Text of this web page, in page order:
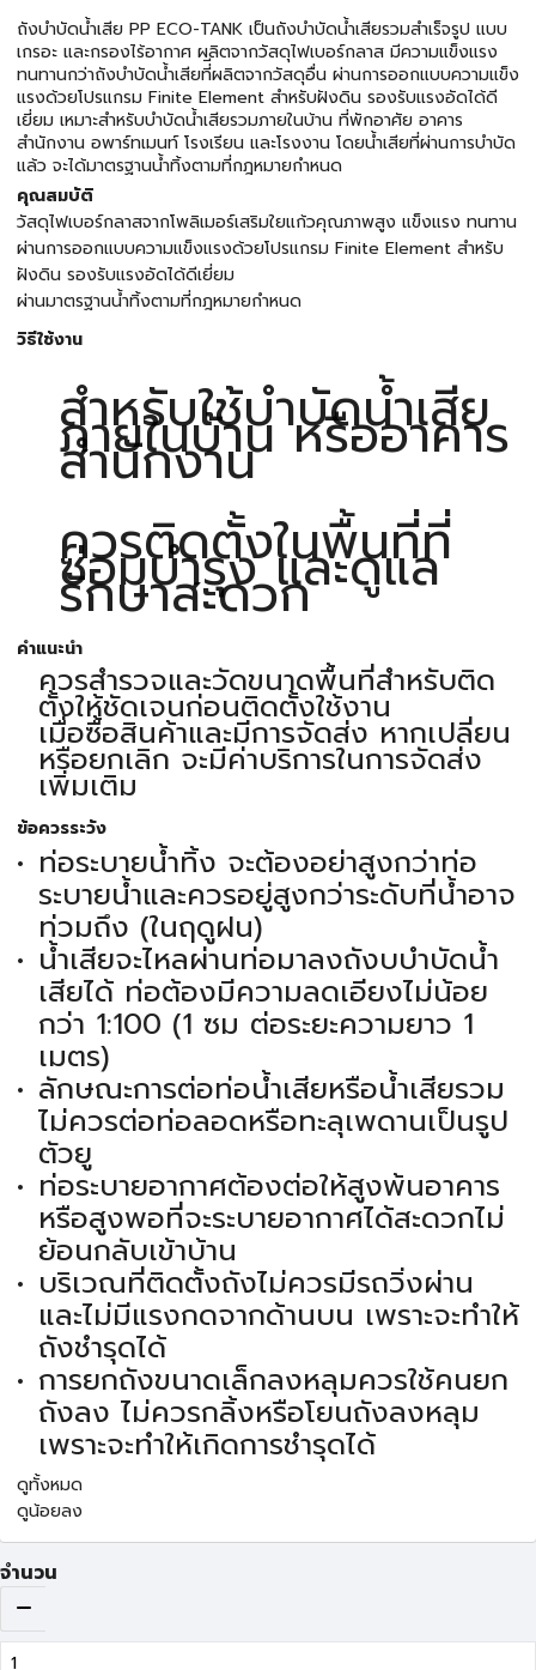
ถังบำบัดน้ำเสีย PP ECO-TANK เป็นถังบำบัดน้ำเสียรวมสำเร็จรูป แบบ
เกรอะ และกรองไร้อากาศ ผลิตจากวัสดุไฟเบอร์กลาส มีความแข็งแรง
ทนทานกว่าถังบำบัดน้ำเสียที่ีผลิตจากวัสดุอื่น ผ่านการออกแบบความแข็ง
แรงด้วยโปรแกรม Finite Element สำหรับฝังดิน รองรับแรงอัดได้ดี
เยี่ยม เหมาะสำหรับบำบัดน้ำเสียรวมภายในบ้าน ที่พักอาศัย อาคาร
สำนักงาน อพาร์ทเมนท์ โรงเรียน และโรงงาน โดยน้ำเสียที่ผ่านการบำบัด
แล้ว จะได้มาตรฐานน้ำทิ้งตามที่กฎหมายกำหนด
คุณสมบัติ
วัสดุไฟเบอร์กลาสจากโพลิเมอร์เสริมใยแก้วคุณภาพสูง แข็งแรง ทนทาน
ผ่านการออกแบบความแข็งแรงด้วยโปรแกรม Finite Element สำหรับ
ฝังดิน รองรับแรงอัดได้ดีเยี่ยม
ผ่านมาตรฐานน้ำทิ้งตามที่กฎหมายกำหนด
วิธีใช้งาน
สำหรับใช้บำบัดน้ำเสีย
ภายในบ้าน หรืออาคาร
สำนักงาน
ควรติดตั้งในพื้นที่ที่
ซ่อมบำรุง และดูแล
รักษาสะดวก
คำแนะนำ
ควรสำรวจและวัดขนาดพื้นที่สำหรับติด
ตั้งให้ชัดเจนก่อนติดตั้งใช้งาน
เมื่อซื้อสินค้าและมีการจัดส่ง หากเปลี่ยน
หรือยกเลิก จะมีค่าบริการในการจัดส่ง
เพิ่มเติม
ข้อควรระวัง
ท่อระบายน้ำทิ้ง จะต้องอย่าสูงกว่าท่อ
ระบายน้ำและควรอยู่สูงกว่าระดับที่น้ำอาจ
ท่วมถึง (ในฤดูฝน)
น้ำเสียจะไหลผ่านท่อมาลงถังบบำบัดน้ำ
เสียได้ ท่อต้องมีความลดเอียงไม่น้อย
กว่า 1:100 (1 ซม ต่อระยะความยาว 1
เมตร)
ลักษณะการต่อท่อน้ำเสียหรือน้ำเสียรวม
ไม่ควรต่อท่อลอดหรือทะลุเพดานเป็นรูป
ตัวยู
ท่อระบายอากาศต้องต่อให้สูงพ้นอาคาร
หรือสูงพอที่จะระบายอากาศได้สะดวกไม่
ย้อนกลับเข้าบ้าน
บริเวณที่ติดตั้งถังไม่ควรมีรถวิ่งผ่าน
และไม่มีแรงกดจากด้านบน เพราะจะทำให้
ถังชำรุดได้
การยกถังขนาดเล็กลงหลุมควรใช้คนยก
ถังลง ไม่ควรกลิ้งหรือโยนถังลงหลุม
เพราะจะทำให้เกิดการชำรุดได้
ดูทั้งหมด
ดูน้อยลง
จำนวน